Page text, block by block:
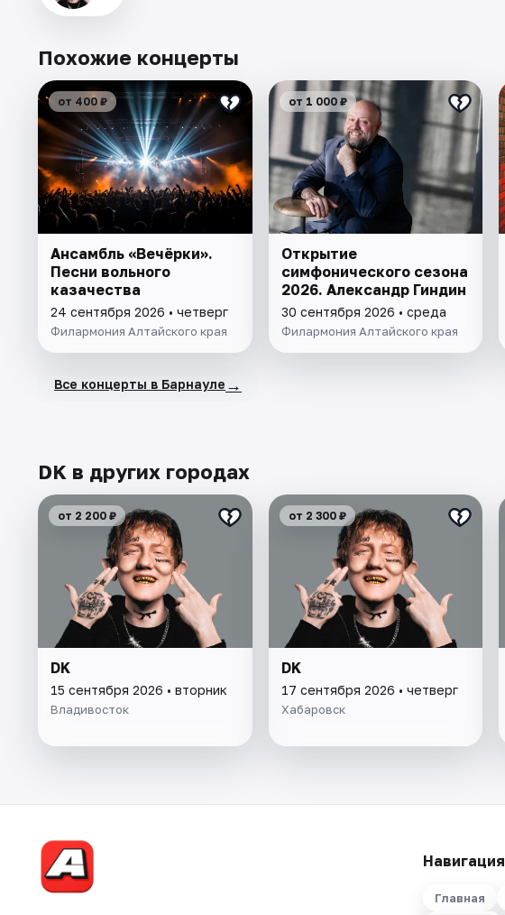
Похожие концерты
от 400 ₽
Ансамбль «Вечёрки».
Песни вольного
казачества
24 сентября 2026 • четверг
Филармония Алтайского края
от 1 000 ₽
Открытие
симфонического сезона
2026. Александр Гиндин
30 сентября 2026 • среда
Филармония Алтайского края
Все концерты в Барнауле →
DK в других городах
от 2 200 ₽
DK
15 сентября 2026 • вторник
Владивосток
от 2 300 ₽
DK
17 сентября 2026 • четверг
Хабаровск
Навигация
Главная